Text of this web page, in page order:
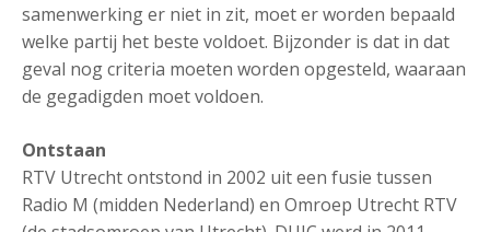
samenwerking er niet in zit, moet er worden bepaald
welke partij het beste voldoet. Bijzonder is dat in dat
geval nog criteria moeten worden opgesteld, waaraan
de gegadigden moet voldoen.
Ontstaan
RTV Utrecht ontstond in 2002 uit een fusie tussen
Radio M (midden Nederland) en Omroep Utrecht RTV